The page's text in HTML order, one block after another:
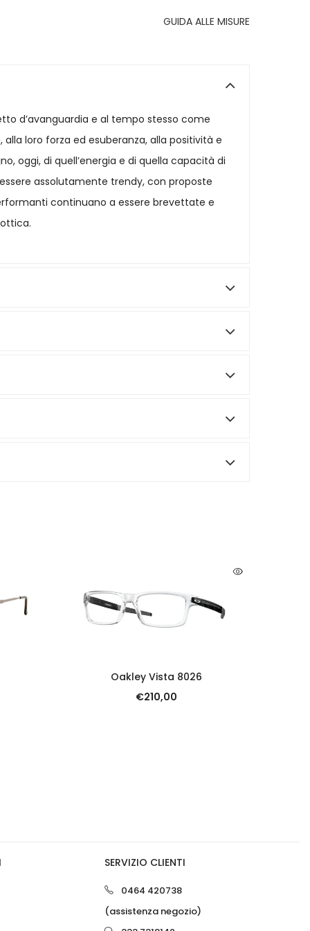
GUIDA ALLE MISURE
d’avanguardia e al tempo stesso come
loro forza ed esuberanza, alla positività e
oggi, di quell’energia e di quella capacità di
assolutamente trendy, con proposte
continuano a essere brevettate e
Oakley Vista 8026
€210,00
SERVIZIO CLIENTI
0464 420738
(assistenza negozio)